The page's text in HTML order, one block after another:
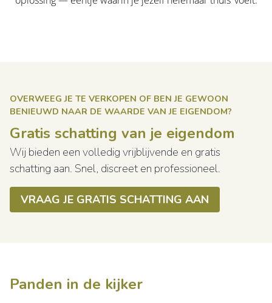
OVERWEEG JE TE VERKOPEN OF BEN JE GEWOON
BENIEUWD NAAR DE WAARDE VAN JE EIGENDOM?
Gratis schatting van je eigendom
Wij bieden een volledig vrijblijvende en gratis
schatting aan. Snel, discreet en professioneel.
VRAAG JE GRATIS SCHATTING AAN
Panden in de kijker